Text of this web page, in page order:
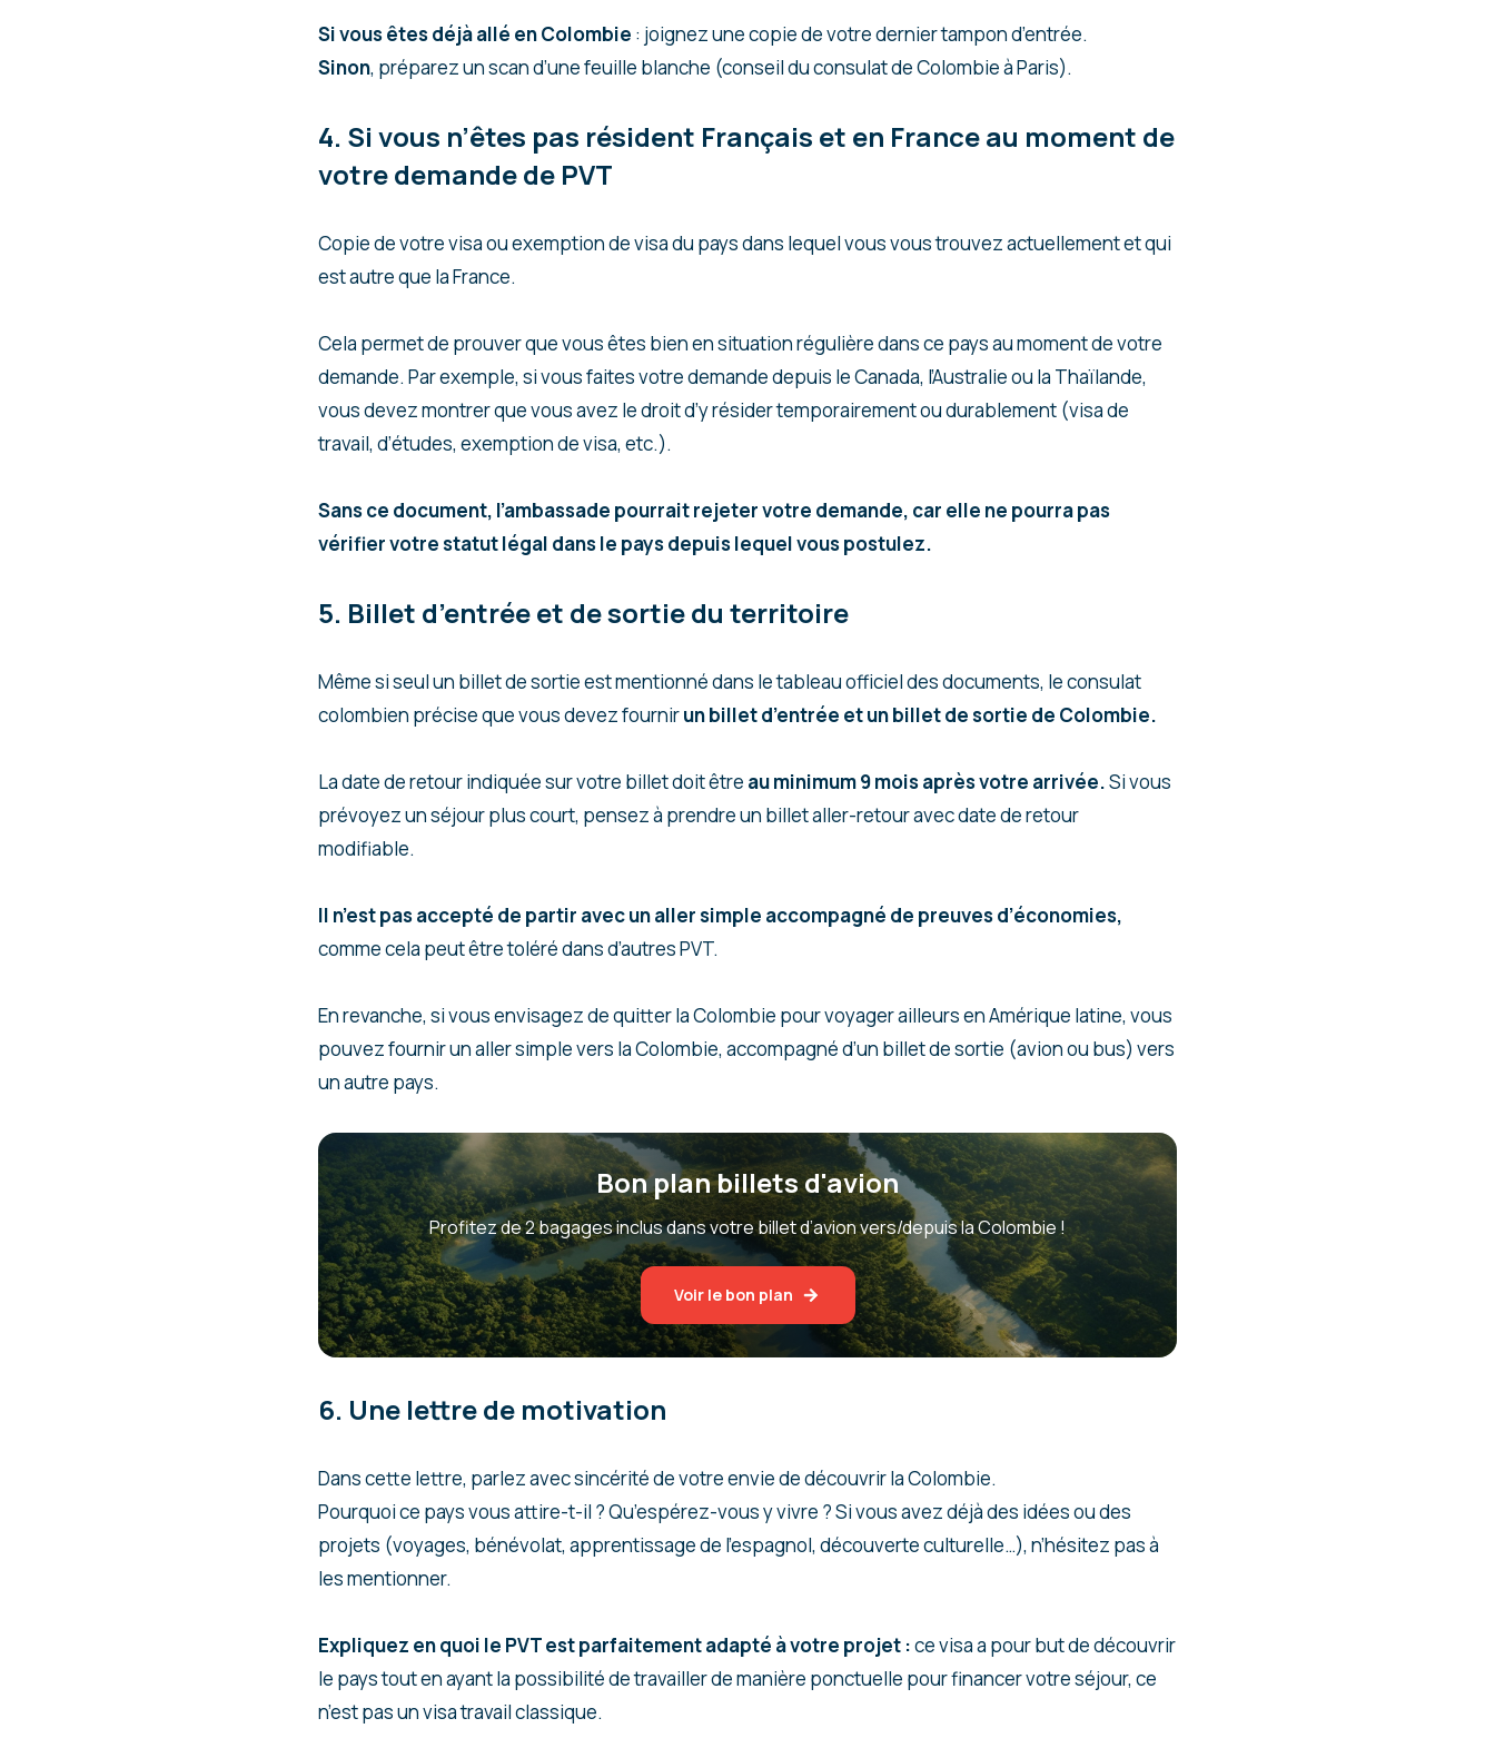
Si vous êtes déjà allé en Colombie : joignez une copie de votre dernier tampon d’entrée.
Sinon, préparez un scan d’une feuille blanche (conseil du consulat de Colombie à Paris).
4. Si vous n’êtes pas résident Français et en France au moment de
votre demande de PVT
Copie de votre visa ou exemption de visa du pays dans lequel vous vous trouvez actuellement et qui
est autre que la France.
Cela permet de prouver que vous êtes bien en situation régulière dans ce pays au moment de votre
demande. Par exemple, si vous faites votre demande depuis le Canada, l’Australie ou la Thaïlande,
vous devez montrer que vous avez le droit d’y résider temporairement ou durablement (visa de
travail, d’études, exemption de visa, etc.).
Sans ce document, l’ambassade pourrait rejeter votre demande, car elle ne pourra pas
vérifier votre statut légal dans le pays depuis lequel vous postulez.
5. Billet d’entrée et de sortie du territoire
Même si seul un billet de sortie est mentionné dans le tableau officiel des documents, le consulat
colombien précise que vous devez fournirun billet d’entrée et un billet de sortie de Colombie.
La date de retour indiquée sur votre billet doit être au minimum 9 mois après votre arrivée.Si vous
prévoyez un séjour plus court, pensez à prendre un billet aller-retour avec date de retour
modifiable.
Il n’est pas accepté de partir avec un aller simple accompagné de preuves d’économies,
comme cela peut être toléré dans d’autres PVT.
En revanche, si vous envisagez de quitter la Colombie pour voyager ailleurs en Amérique latine, vous
pouvez fournir un aller simple vers la Colombie, accompagné d’un billet de sortie (avion ou bus) vers
un autre pays.
Bon plan billets d'avion
Profitez de 2 bagages inclus dans votre billet d’avion vers/depuis la Colombie !
Voir le bon plan
6. Une lettre de motivation
Dans cette lettre, parlez avec sincérité de votre envie de découvrir la Colombie.
Pourquoi ce pays vous attire-t-il ? Qu’espérez-vous y vivre ? Si vous avez déjà des idées ou des
projets (voyages, bénévolat, apprentissage de l’espagnol, découverte culturelle…), n’hésitez pas à
les mentionner.
Expliquez en quoi le PVT est parfaitement adapté à votre projet :ce visa a pour but de découvrir
le pays tout en ayant la possibilité de travailler de manière ponctuelle pour financer votre séjour, ce
n’est pas un visa travail classique.